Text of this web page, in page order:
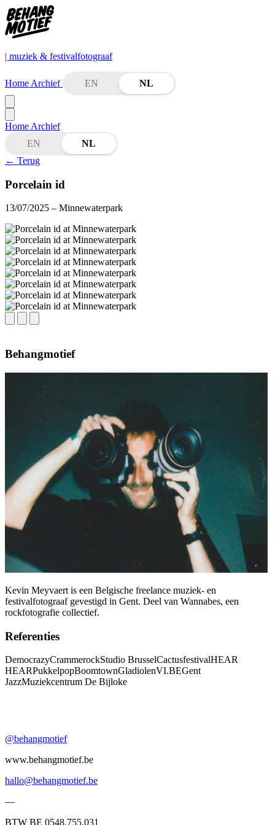
| muziek & festivalfotograaf
Home Archief EN NL
Home Archief
EN
NL
← Terug
Porcelain id
13/07/2025 – Minnewaterpark
Behangmotief
Kevin Meyvaert is een Belgische freelance muziek- en
festivalfotograaf gevestigd in Gent. Deel van Wannabes, een
rockfotografie collectief.
Referenties
DemocrazyCrammerockStudio BrusselCactusfestivalHEAR
HEARPukkelpopBoomtownGladiolenVI.BEGent
JazzMuziekcentrum De Bijloke
@behangmotief
www.behangmotief.be
hallo@behangmotief.be
—
BTW BE 0548.755.031